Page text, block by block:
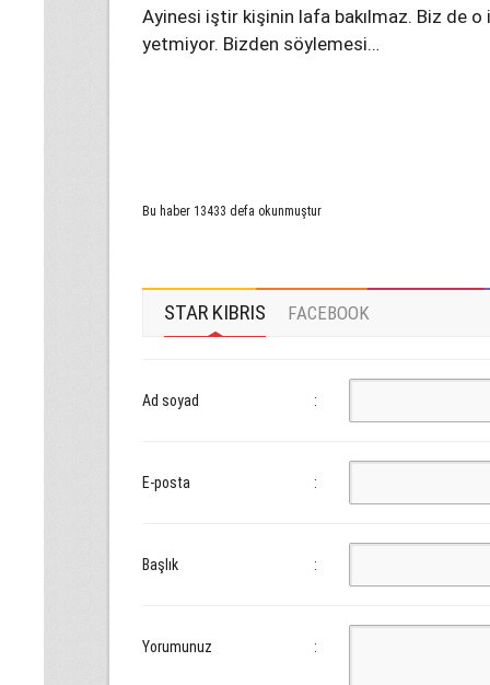
Ayinesi iştir kişinin lafa bakılmaz. Biz de o
yetmiyor. Bizden söylemesi…
Bu haber 13433 defa okunmuştur
STAR KIBRIS FACEBOOK
Ad soyad :
E-posta :
Başlık :
Yorumunuz :